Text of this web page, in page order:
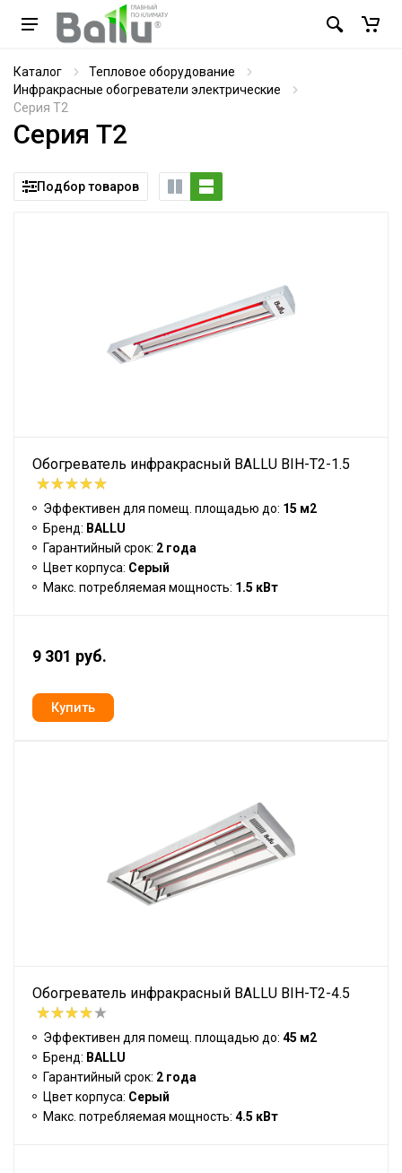
Каталог
Тепловое оборудование
Инфракрасные обогреватели электрические
Серия T2
Серия T2
Подбор товаров
Обогреватель инфракрасный BALLU BIH-T2-1.5
Эффективен для помещ. площадью до: 15 м2
Бренд: BALLU
Гарантийный срок: 2 года
Цвет корпуса: Серый
Макс. потребляемая мощность: 1.5 кВт
9 301 руб.
Обогреватель инфракрасный BALLU BIH-T2-4.5
Эффективен для помещ. площадью до: 45 м2
Бренд: BALLU
Гарантийный срок: 2 года
Цвет корпуса: Серый
Макс. потребляемая мощность: 4.5 кВт